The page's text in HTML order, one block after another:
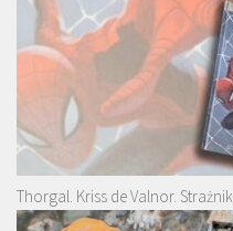
Thorgal. Kriss de Valnor.